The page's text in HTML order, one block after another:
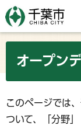
オープン
このページでは
ついて、「分野